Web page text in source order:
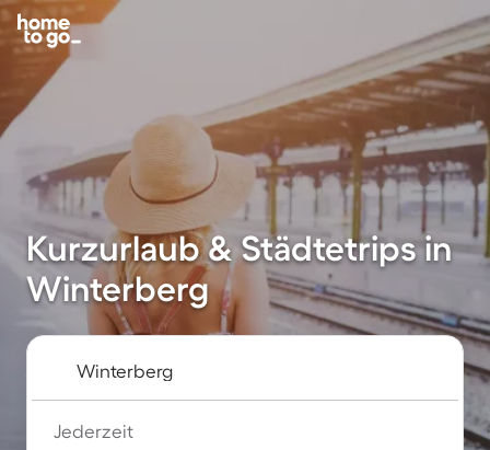
Kurzurlaub & Städtetrips in
Winterberg
Jederzeit